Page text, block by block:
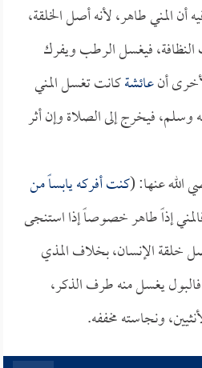
أن المني طاهر، لأنه أصل الخلقة،
فيغسل الرطب ويفرك
أنعائشةكانت تغسل المني
وسلم، فيخرج إلى الصلاة وإن أثر
الله عنها: (كنت أفركه يابساً من
إذاً طاهر خصوصاً إذا استنجى
خلقة الإنسان، بخلاف المذي
يغسل منه طرف الذكر،
ونجاسته مخففه.